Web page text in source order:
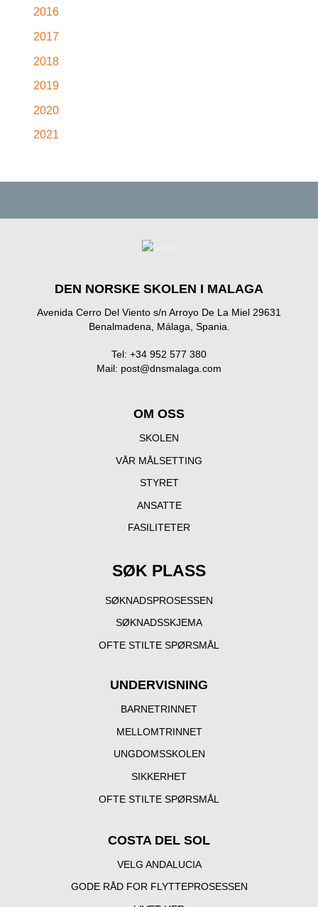
2016
2017
2018
2019
2020
2021
DEN NORSKE SKOLEN I MALAGA
Avenida Cerro Del Viento s/n Arroyo De La Miel 29631
Benalmadena, Málaga, Spania.
Tel: +34 952 577 380
Mail: post@dnsmalaga.com
OM OSS
SKOLEN
VÅR MÅLSETTING
STYRET
ANSATTE
FASILITETER
SØK PLASS
SØKNADSPROSESSEN
SØKNADSSKJEMA
OFTE STILTE SPØRSMÅL
UNDERVISNING
BARNETRINNET
MELLOMTRINNET
UNGDOMSSKOLEN
SIKKERHET
OFTE STILTE SPØRSMÅL
COSTA DEL SOL
VELG ANDALUCIA
GODE RÅD FOR FLYTTEPROSESSEN